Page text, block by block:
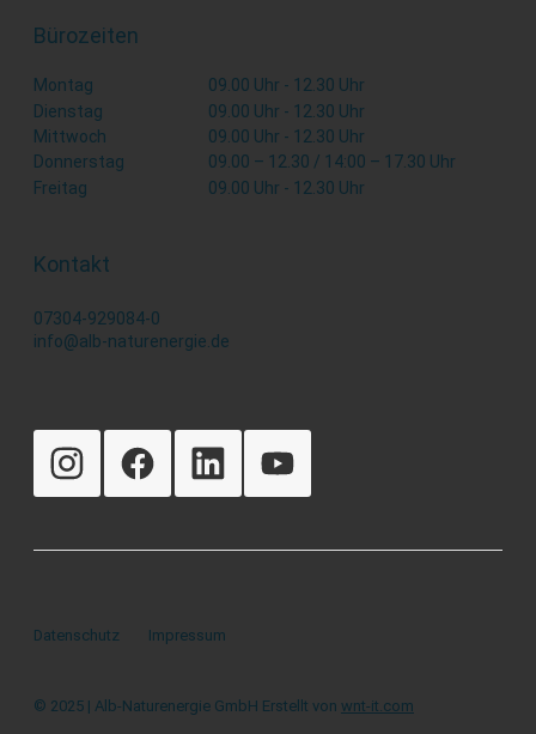
Bürozeiten
Montag
09.00 Uhr - 12.30 Uhr
Dienstag
09.00 Uhr - 12.30 Uhr
Mittwoch
09.00 Uhr - 12.30 Uhr
Donnerstag
09.00 – 12.30 / 14:00 – 17.30 Uhr
Freitag
09.00 Uhr - 12.30 Uhr
Kontakt
07304-929084-0
info@alb-naturenergie.de
Datenschutz Impressum
© 2025 | Alb-Naturenergie GmbH Erstellt von wnt-it.com